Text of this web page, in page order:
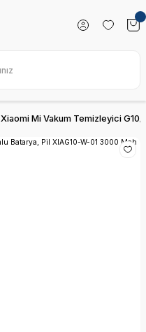
Xiaomi Mi Vakum Temizleyici